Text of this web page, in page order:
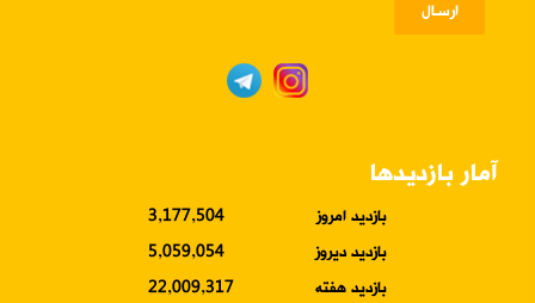
ارسـال
آمار بازدیدها
بازدید امروز
3,177,504
بازدید دیروز
5,059,054
بازدید هفته
22,009,317